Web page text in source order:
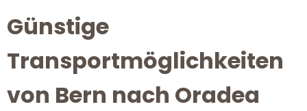
Günstige
Transportmöglichkeiten
von Bern nach Oradea